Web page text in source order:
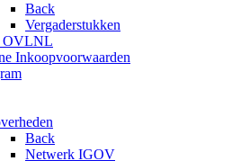
Back
Vergaderstukken
OVLNL
Inkoopvoorwaarden
Back
Netwerk IGOV